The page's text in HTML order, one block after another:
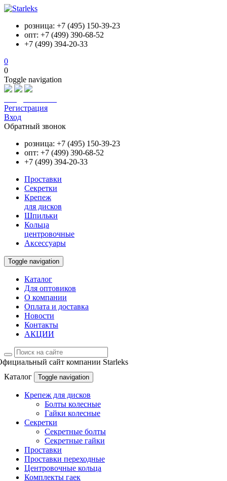
розница: +7 (495) 150-39-23
опт: +7 (499) 390-68-52
+7 (499) 394-20-33
0
0
Toggle navigation
Регистрация
Вход
Обратный звонок
розница: +7 (495) 150-39-23
опт: +7 (499) 390-68-52
+7 (499) 394-20-33
Проставки
Секретки
Крепеж
для дисков
Шпильки
Кольца
центровочные
Аксессуары
Toggle navigation
Каталог
Для оптовиков
О компании
Оплата и доставка
Новости
Контакты
АКЦИИ
сайт компании Starleks
Каталог
Toggle navigation
Крепеж для дисков
Болты колесные
Гайки колесные
Секретки
Секретные болты
Секретные гайки
Проставки
Проставки переходные
Центровочные кольца
Комплекты гаек